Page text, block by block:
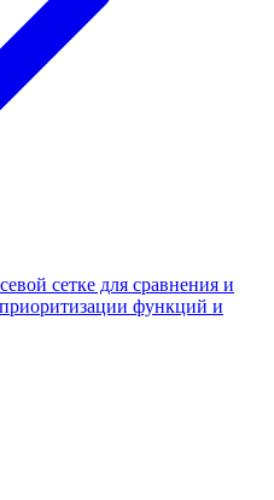
сетке для сравнения и
функций и